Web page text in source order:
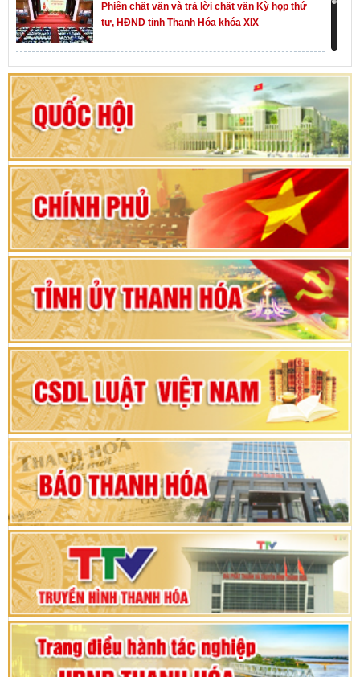
Phiên chất vấn và trả lời chất vấn Kỳ họp thứ
tư, HĐND tỉnh Thanh Hóa khóa XIX
Khai mạc kỳ họp thứ Nhất, Quốc hội khóa XVI
Hướng dẫn quy trình bỏ phiếu bầu cử ĐBQH
khoá XVI và đại biểu HĐND các cấp nhiệm kỳ
2026-2031
80 năm Quốc hội Việt Nam: vì lợi ích Nhân dân,
vì sự phát triển của đất nước
Bộ Chính trị duyệt nội dung Đại hội đại biểu
Đảng bộ tỉnh Thanh Hóa lần thứ XX, nhiệm kỳ
2025 - 2030
Đại hội đại biểu Đảng bộ xã Yên Thọ lần thứ I,
nhiệm kỳ 2025 – 2030
Đại hội Đảng bộ xã Yên Ninh lần thứ nhất,
nhiệm kỳ 2025 - 2030
Khai mạc Kỳ họp bất thường lần thứ 9, Quốc
hội khóa XV
Phiên thảo luận Kỳ họp thứ 24, HĐND tỉnh
Thanh Hóa khóa XVIII, nhiệm kỳ 2021 - 2026
Bế mạc Kỳ họp thứ hai bốn, Hội đồng nhân dân
tỉnh khoá XVIII